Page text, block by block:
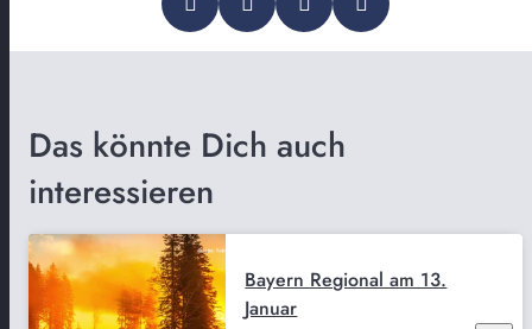
Das könnte Dich auch
interessieren
Bayern Regional am 13.
Januar